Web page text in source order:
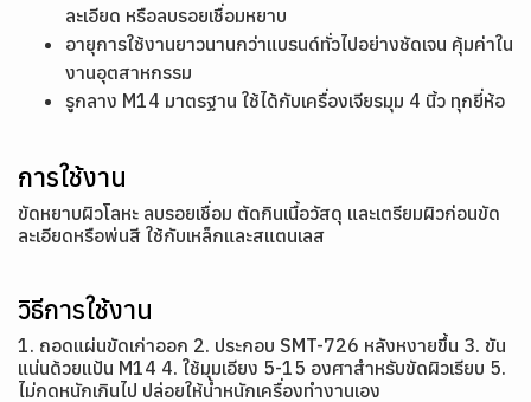
ละเอียด หรือลบรอยเชื่อมหยาบ
อายุการใช้งานยาวนานกว่าแบรนด์ทั่วไปอย่างชัดเจน คุ้มค่าใน
งานอุตสาหกรรม
รูกลาง M14 มาตรฐาน ใช้ได้กับเครื่องเจียรมุม 4 นิ้ว ทุกยี่ห้อ
การใช้งาน
ขัดหยาบผิวโลหะ ลบรอยเชื่อม ตัดกินเนื้อวัสดุ และเตรียมผิวก่อนขัด
ละเอียดหรือพ่นสี ใช้กับเหล็กและสแตนเลส
วิธีการใช้งาน
1. ถอดแผ่นขัดเก่าออก 2. ประกอบ SMT-726 หลังหงายขึ้น 3. ขัน
แน่นด้วยแป้น M14 4. ใช้มุมเอียง 5-15 องศาสำหรับขัดผิวเรียบ 5.
ไม่กดหนักเกินไป ปล่อยให้น้ำหนักเครื่องทำงานเอง